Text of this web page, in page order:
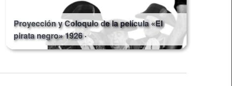
Proyección y Coloquio de la película «El
pirata negro» 1926 ·